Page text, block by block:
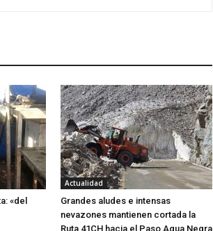
«del
Actualidad
Grandes aludes e intensas
nevazones mantienen cortada la
Ruta 41CH hacia el Paso Agua Negra